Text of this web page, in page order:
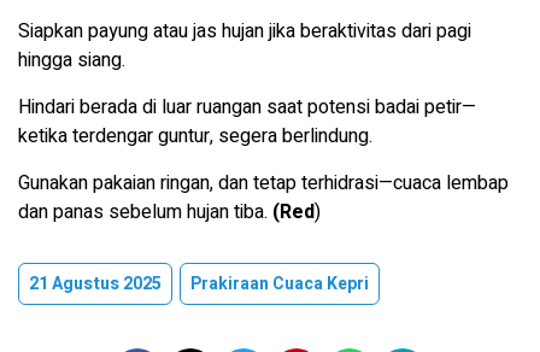
Siapkan payung atau jas hujan jika beraktivitas dari pagi
hingga siang.
Hindari berada di luar ruangan saat potensi badai petir—
ketika terdengar guntur, segera berlindung.
Gunakan pakaian ringan, dan tetap terhidrasi—cuaca lembap
dan panas sebelum hujan tiba. (Red)
21 Agustus 2025 Prakiraan Cuaca Kepri